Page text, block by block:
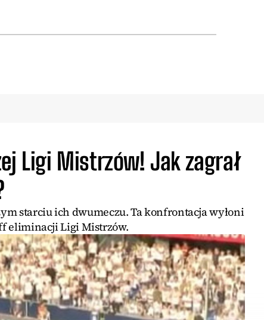
Ligi Mistrzów! Jak zagrał
starciu ich dwumeczu. Ta konfrontacja wyłoni
eliminacji Ligi Mistrzów.